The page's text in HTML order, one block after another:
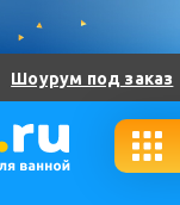
Шоурум под заказ